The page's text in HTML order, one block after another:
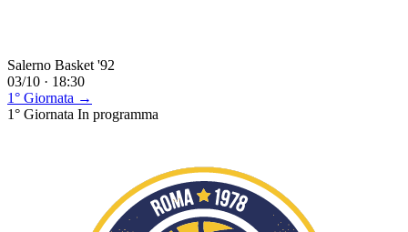
Salerno Basket '92
03/10 · 18:30
1° Giornata →
1° Giornata In programma